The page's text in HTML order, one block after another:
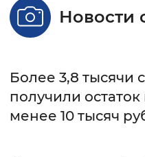
Стандартный
Новости
Более 3,8 тысячи
получили
менее 10 тысяч